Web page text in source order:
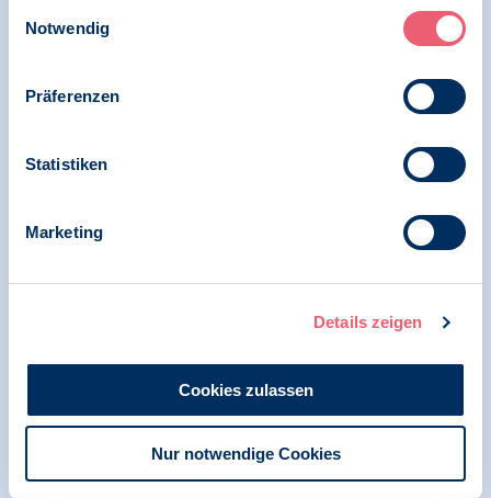
Notwendig
Präferenzen
Statistiken
Marketing
Details zeigen
Cookies zulassen
Nur notwendige Cookies
Ivon Ames über die Situation von Frauen in
10.02.2025
Pressemitteilung | Psychologie und Arbeit | BDP
der Frauen und Mädchen in der Wissenschaft
dringend strukturelle Änderungen
10.02.2025
News | Psychologie und Arbeit | BDP im